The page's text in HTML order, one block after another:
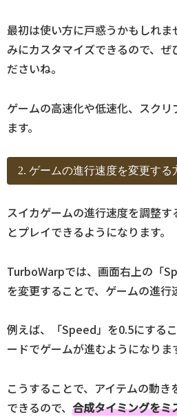
最初は使い方に戸惑うかもしれ
みにカスタマイズできるので、ぜ
ださいね。
ゲームの高速化や低速化、スク
ます。
2. ゲームの進行速度を変更する
スイカゲームの進行速度を調整す
とプレイできるようになります。
TurboWarpでは、画面右上の「
を変更することで、ゲームの進行
例えば、「Speed」を0.5にする
ードでゲームが進むようになりま
こうすることで、アイテムの動
できるので、 合成タイミングをミ